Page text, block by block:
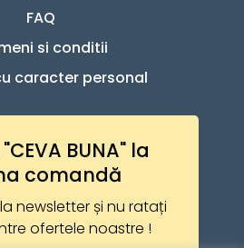
FAQ
si conditii
caracter personal
BUNA" la
comandă
newsletter și nu ratați
ofertele noastre !